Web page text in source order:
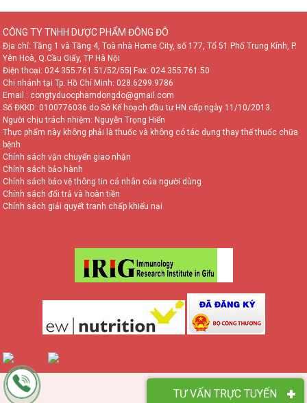
CÔNG TY TNHH DƯỢC PHẨM ĐÔNG ĐÔ
Địa chỉ: Tầng 1 và Tầng 4, Toà nhà Home City, số 177, Tổ 51 Phố Trung Kính, P.
Yên Hoà, Q.Cầu Giấy, TP Hà Nội
Điện thoại: 024.355.761.51/52/55
| Fax: 024.355.761.50
Chi nhánh tại Tp. Hồ Chí Minh: 028.6299.9786
Email : congtyduocphamdongdo@gmail.com
Số ĐKKD: 0100776036 do Sở Kế hoạch đầu tư HN cấp ngày 11/10/2013.
Người chịu trách nhiệm: Nguyễn Trọng Hiển
Thực phẩm này không phải là thuốc và không có tác dụng thay thế thuốc chữa
bệnh
Chính sách vận chuyển giao nhận
Chính sách bảo hành
Chính sách bảo vệ thông tin cá nhân của người dùng
Chính sách đổi trả và hoàn tiền
Chính sách giải quyết tranh chấp khiếu nại
TƯ VẤN TRỰC TUYẾN